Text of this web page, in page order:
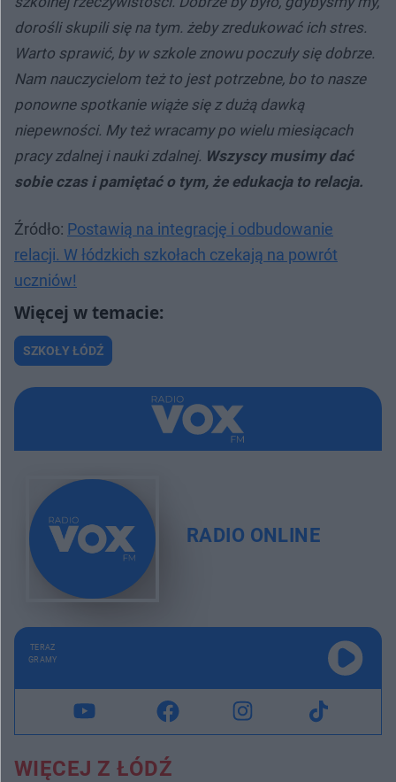
dorośli skupili się na tym. żeby zredukować ich stres.
Warto sprawić, by w szkole znowu poczuły się dobrze.
Nam nauczycielom też to jest potrzebne, bo to nasze
ponowne spotkanie wiąże się z dużą dawką
niepewności. My też wracamy po wielu miesiącach
pracy zdalnej i nauki zdalnej. Wszyscy musimy dać
sobie czas i pamiętać o tym, że edukacja to relacja.
Źródło: Postawią na integrację i odbudowanie
relacji. W łódzkich szkołach czekają na powrót
uczniów!
SZKOŁY ŁÓDŹ
RADIO ONLINE
TERAZ
GRAMY
WIĘCEJ Z ŁÓDŹ